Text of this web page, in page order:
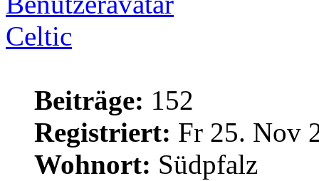
Celtic
Beiträge: 152
Registriert: Fr 25. Nov
Wohnort: Südpfalz